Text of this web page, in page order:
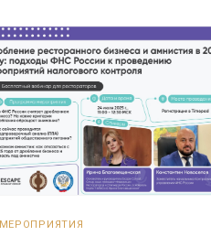
МЕРОПРИЯТИЯ